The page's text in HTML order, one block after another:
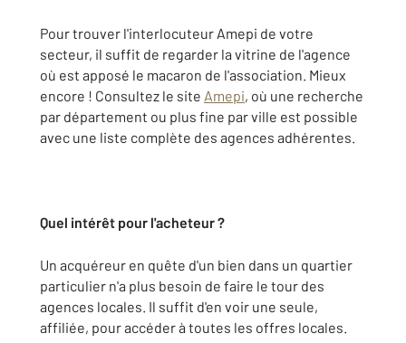
Pour trouver l'interlocuteur Amepi de votre
secteur, il suffit de regarder la vitrine de l'agence
où est apposé le macaron de l'association. Mieux
encore ! Consultez le site Amepi, où une recherche
par département ou plus fine par ville est possible
avec une liste complète des agences adhérentes.
Quel intérêt pour l'acheteur ?
Un acquéreur en quête d'un bien dans un quartier
particulier n'a plus besoin de faire le tour des
agences locales. Il suffit d'en voir une seule,
affiliée, pour accéder à toutes les offres locales.